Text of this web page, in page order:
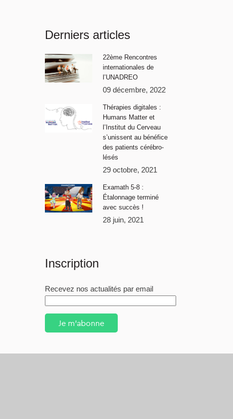
Derniers articles
22ème Rencontres
internationales de
l’UNADREO
09 décembre, 2022
Thérapies digitales :
Humans Matter et
l’Institut du Cerveau
s’unissent au bénéfice
des patients cérébro-
lésés
29 octobre, 2021
Examath 5-8 :
Étalonnage terminé
avec succès !
28 juin, 2021
Inscription
Recevez nos actualités par email
Je m'abonne